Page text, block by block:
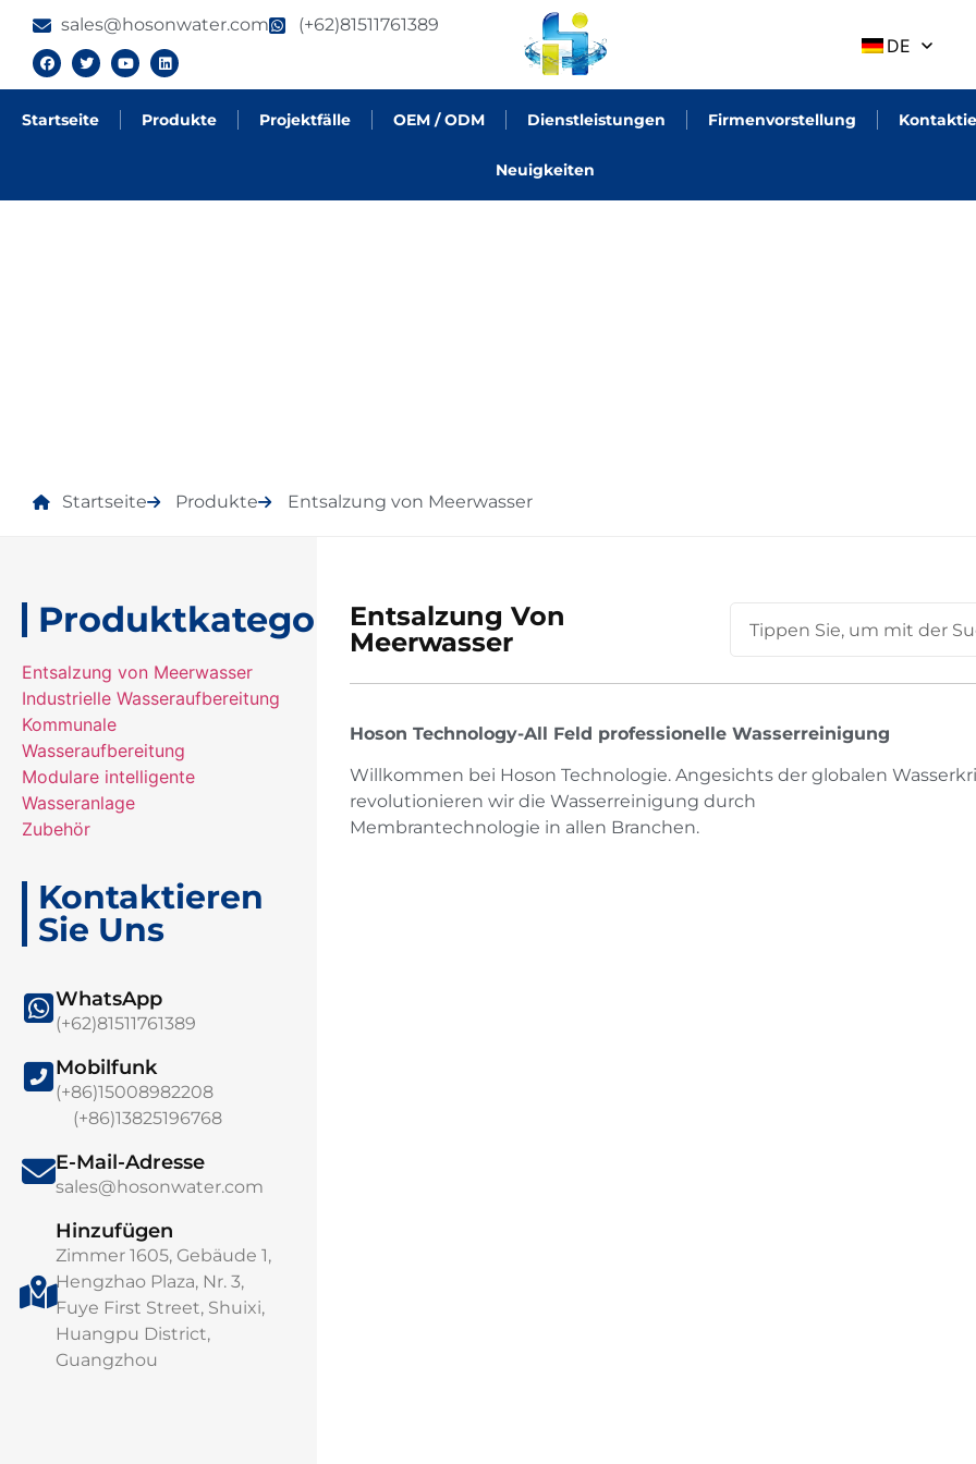
sales@hosonwater.com (+62)81511761389
DE
Startseite Produkte Projektfälle OEM / ODM Dienstleistungen Firmenvorstellung
Neuigkeiten
Startseite Produkte Entsalzung von Meerwasser
Produktkategorien
Entsalzung von Meerwasser
Industrielle Wasseraufbereitung
Kommunale
Wasseraufbereitung
Modulare intelligente
Wasseranlage
Zubehör
Kontaktieren
Sie Uns
WhatsApp
(+62)81511761389
Mobilfunk
(+86)15008982208
(+86)13825196768
E-Mail-Adresse
sales@hosonwater.com
Hinzufügen
Zimmer 1605, Gebäude 1,
Hengzhao Plaza, Nr. 3,
Fuye First Street, Shuixi,
Huangpu District,
Guangzhou
Entsalzung Von
Meerwasser
Hoson Technology-All Feld professionelle Wasserreinigung
Willkommen bei Hoson Technologie. Angesichts der globalen
revolutionieren wir die Wasserreinigung durch
Membrantechnologie in allen Branchen.